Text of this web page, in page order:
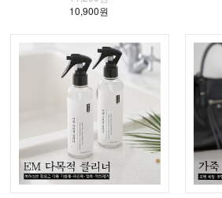
10,900원